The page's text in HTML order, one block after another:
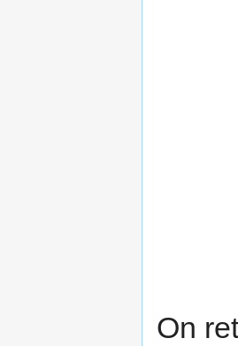
On